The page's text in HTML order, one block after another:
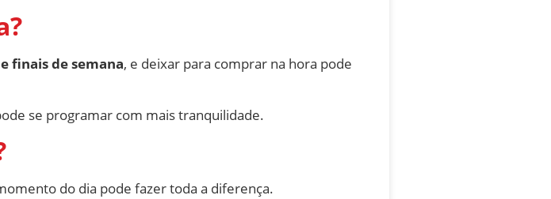
finais de semana, e deixar para comprar na hora pode
se programar com mais tranquilidade.
do dia pode fazer toda a diferença.